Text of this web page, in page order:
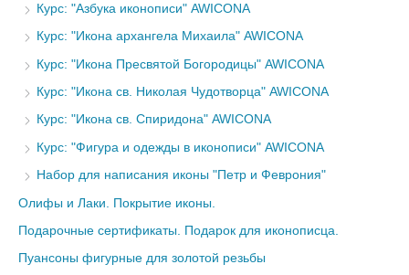
Курс: "Азбука иконописи" AWICONA
Курс: "Икона архангела Михаила" AWICONA
Курс: "Икона Пресвятой Богородицы" AWICONA
Курс: "Икона св. Николая Чудотворца" AWICONA
Курс: "Икона св. Спиридона" AWICONA
Курс: "Фигура и одежды в иконописи" AWICONA
Набор для написания иконы "Петр и Феврония"
Олифы и Лаки. Покрытие иконы.
Подарочные сертификаты. Подарок для иконописца.
Пуансоны фигурные для золотой резьбы